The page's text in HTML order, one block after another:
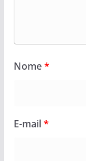
Nome*
E-mail*